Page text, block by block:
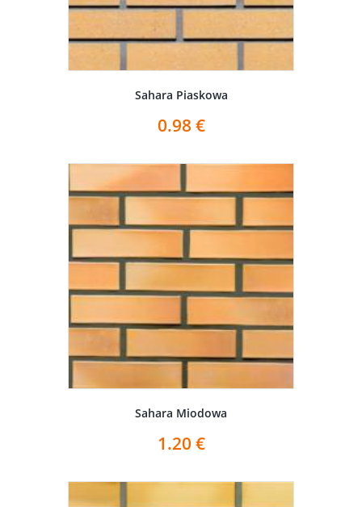
Sahara Piaskowa
0.98 €
Sahara Miodowa
1.20 €